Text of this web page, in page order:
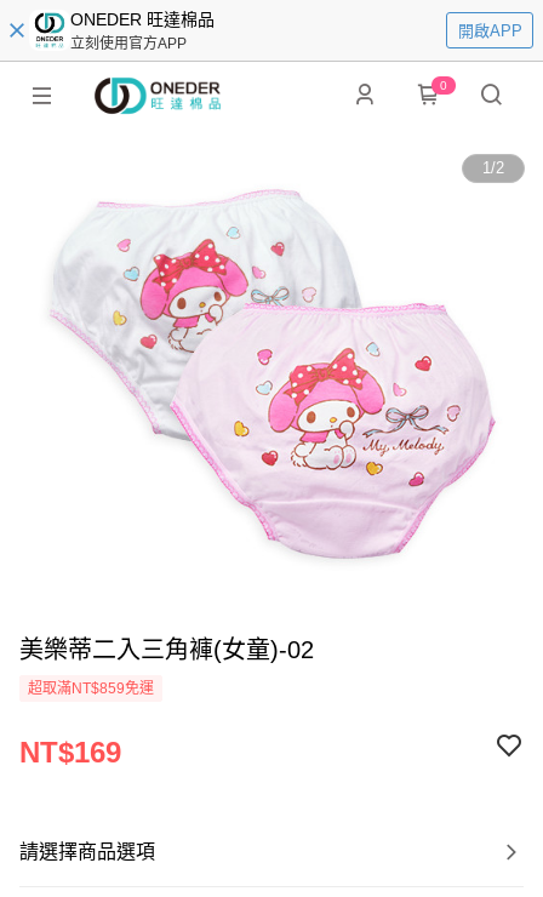
ONEDER 旺達棉品
立刻使用官方APP
開啟APP
0
1/2
美樂蒂二入三角褲(女童)-02
超取滿NT$859免運
NT$169
請選擇商品選項